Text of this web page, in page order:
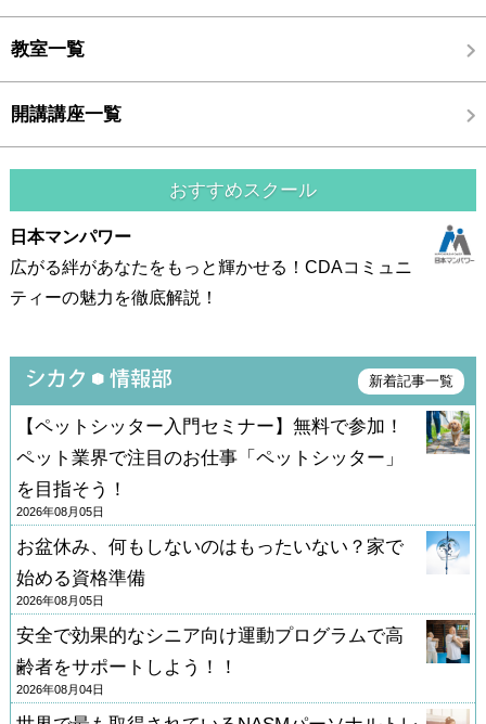
れそう！と思いここを選びました。
今は『新しい事にチャレンジできる！』ってワクワ
が、おかげでモチベーションが保ち続けられまし
た。
そうやって頑張り続けていく内に『何となくこれか
な？』で正解していた問題が『これはここが違
う！』とかハッキリわかる問題が増えていって楽し
教室一覧
開講講座一覧
おすすめスクール
日本マンパワー
広がる絆があなたをもっと輝かせる！CDAコミュニ
ティーの魅力を徹底解説！
新着記事一覧
【ペットシッター入門セミナー】無料で参加！
ペット業界で注目のお仕事「ペットシッター」
を目指そう！
2026年08月05日
お盆休み、何もしないのはもったいない？家で
始める資格準備
2026年08月05日
安全で効果的なシニア向け運動プログラムで高
齢者をサポートしよう！！
2026年08月04日